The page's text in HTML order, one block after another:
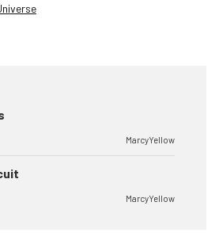
MarcyYellow
MarcyYellow